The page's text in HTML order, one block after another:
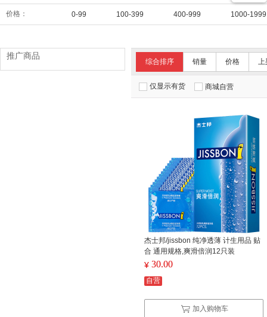
价格： 0-99 100-399 400-999 1000-1999
综合排序 销量 价格 上
仅显示有货 商城自营
杰士邦/jissbon 纯净透薄 计生用品 贴
合 通用规格,爽滑倍润12只装
¥ 30.00
自营
加入购物车
推广商品